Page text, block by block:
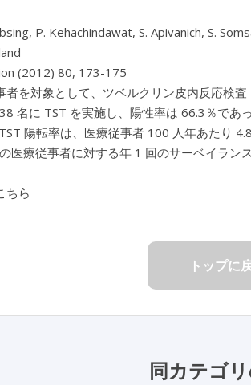
P. Kehachindawat, S. Apivanich, S.
(2012) 80, 173-175
者を対象として、ツベルクリン皮内反応検
名に TST を実施し、陽性率は 66.3％であ
陽転率は、医療従事者 100 人年あたり
医療従事者に対する年 1 回のサーベイラ
ちら
トップに
同カテゴ